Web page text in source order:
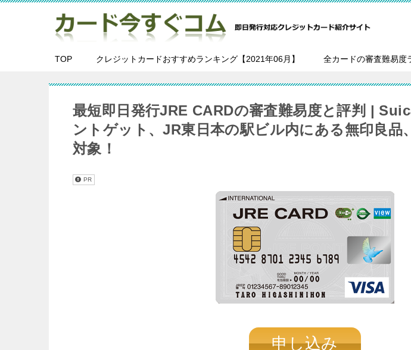
TOP クレジットカードおすすめランキング【2021年06月】 全カードの審査難易度
最短即日発行JRE CARDの審査難易度と評判 |
ントゲット、JR東日本の駅ビル内にある無印良品
対象！
PR
申し込み